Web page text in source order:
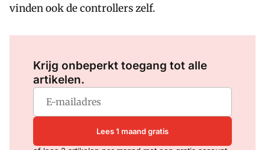
vinden ook de controllers zelf.
Krijg onbeperkt toegang tot alle
artikelen.
Lees 1 maand gratis